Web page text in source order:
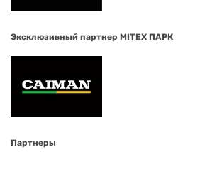
Эксклюзивный партнер MITEX ПАРК
Партнеры